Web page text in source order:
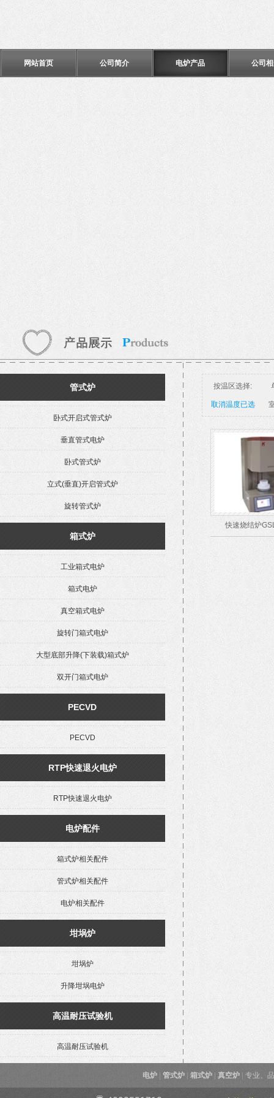
网站首页 公司简介 电炉产品 公司
管式炉
卧式开启式管式炉
垂直管式电炉
卧式管式炉
立式(垂直)开启管式炉
旋转管式炉
箱式炉
工业箱式电炉
箱式电炉
真空箱式电炉
旋转门箱式电炉
大型底部升降(下装载)箱式炉
双开门箱式电炉
PECVD
PECVD
RTP快速退火电炉
RTP快速退火电炉
电炉配件
箱式炉相关配件
管式炉相关配件
电炉相关配件
坩埚炉
坩埚炉
升降坩埚电炉
高温耐压试验机
高温耐压试验机
按温区选择:
取消温度已选
快速烧结炉
电炉 管式炉 箱式炉 真空炉 专业、